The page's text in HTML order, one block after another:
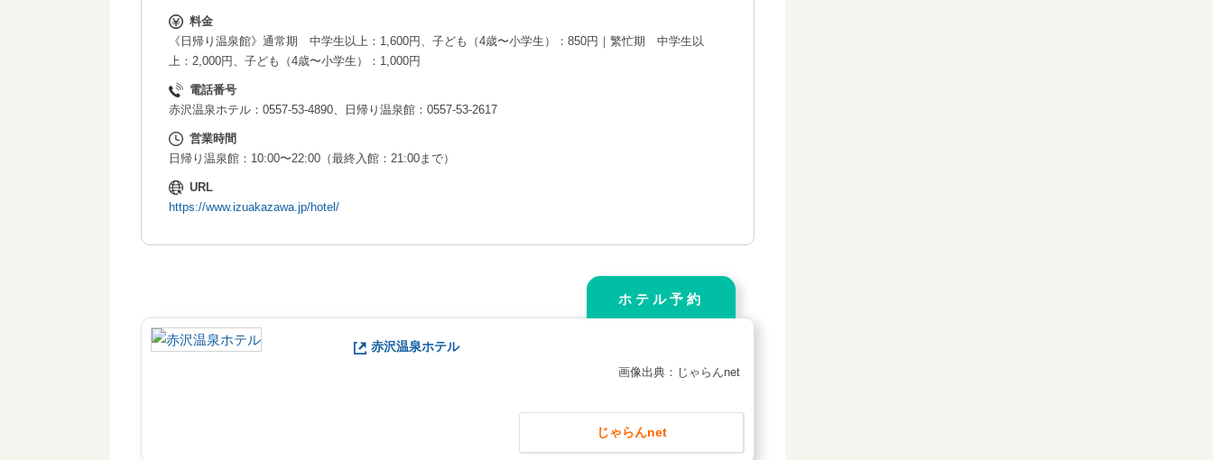
料金
《日帰り温泉館》通常期 中学生以上：1,600円、子ども（4歳〜小学生）：850円｜繁忙期 中学生以
上：2,000円、子ども（4歳〜小学生）：1,000円
電話番号
赤沢温泉ホテル：0557-53-4890、日帰り温泉館：0557-53-2617
営業時間
日帰り温泉館：10:00〜22:00（最終入館：21:00まで）
URL
https://www.izuakazawa.jp/hotel/
ホテル予約
赤沢温泉ホテル
画像出典：じゃらんnet
じゃらんnet